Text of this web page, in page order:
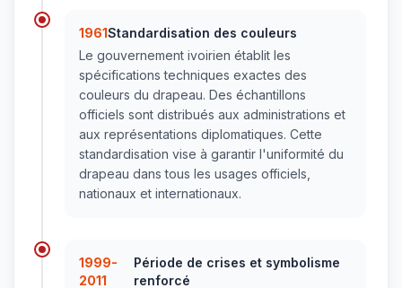
1961Standardisation des couleurs
Le gouvernement ivoirien établit les
spécifications techniques exactes des
couleurs du drapeau. Des échantillons
officiels sont distribués aux administrations et
aux représentations diplomatiques. Cette
standardisation vise à garantir l'uniformité du
drapeau dans tous les usages officiels,
nationaux et internationaux.
1999-
2011
Période de crises et symbolisme
renforcé